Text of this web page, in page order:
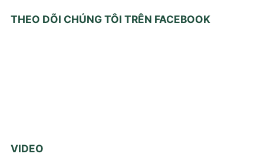
THEO DÕI CHÚNG TÔI TRÊN FACEBOOK
VIDEO